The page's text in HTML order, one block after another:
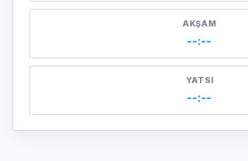
AKŞAM
--:--
YATSI
--:--